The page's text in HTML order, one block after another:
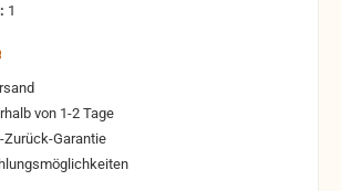
1
von 1-2 Tage
Zurück-Garantie